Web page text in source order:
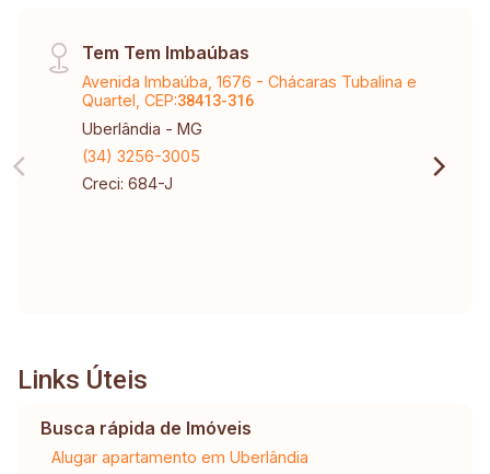
Tem Tem Imbaúbas
Avenida Imbaúba, 1676 - Chácaras Tubalina e
Quartel, CEP:38413-316
Uberlândia - MG
(34) 3256-3005
Creci: 684-J
Links Úteis
Busca rápida de Imóveis
Alugar apartamento em Uberlândia